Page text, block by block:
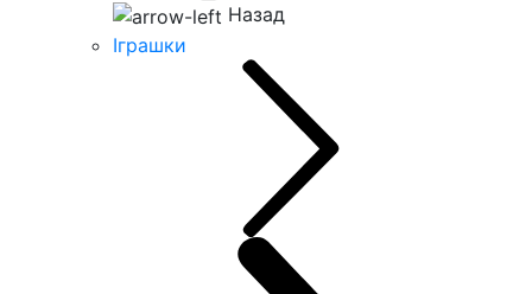
Назад
Іграшки